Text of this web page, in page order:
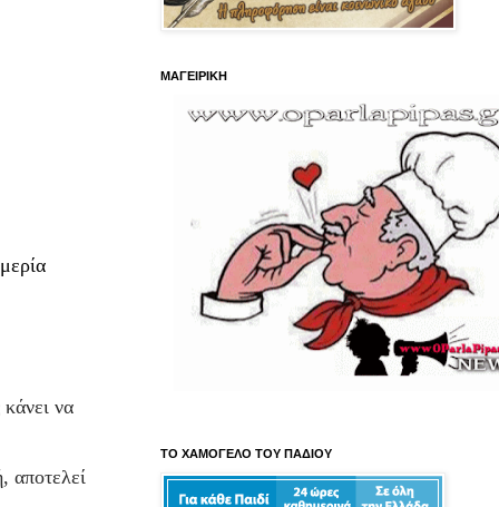
να
αποτελεί
ΜΑΓΕΙΡΙΚΗ
ΤΟ ΧΑΜΟΓΕΛΟ ΤΟΥ ΠΑΔΙΟΥ